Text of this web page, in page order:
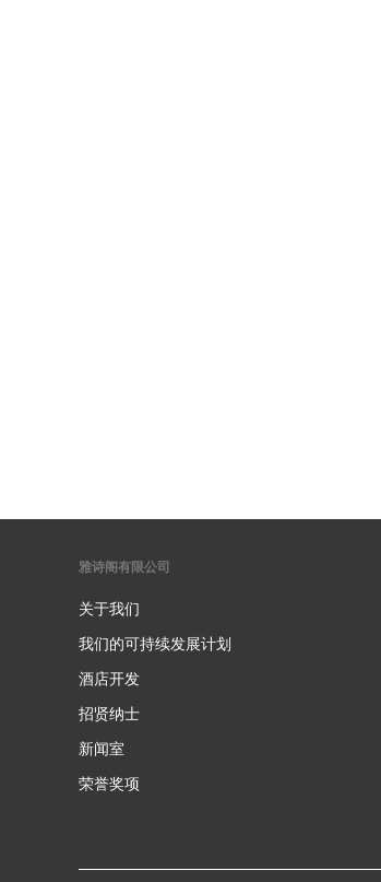
雅诗阁有限公司
关于我们
我们的可持续发展计划
酒店开发
招贤纳士
新闻室
荣誉奖项